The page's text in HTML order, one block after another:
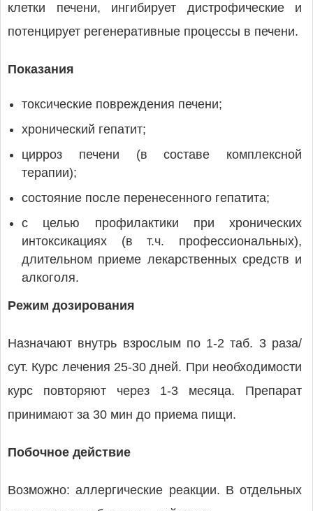
клетки печени, ингибирует дистрофические и
потенцирует регенеративные процессы в печени.
Показания
токсические повреждения печени;
хронический гепатит;
цирроз печени (в составе комплексной
терапии);
состояние после перенесенного гепатита;
с целью профилактики при хронических
интоксикациях (в т.ч. профессиональных),
длительном приеме лекарственных средств и
алкоголя.
Режим дозирования
Назначают внутрь взрослым по 1-2 таб. 3 раза/
сут. Курс лечения 25-30 дней. При необходимости
курс повторяют через 1-3 месяца. Препарат
принимают за 30 мин до приема пищи.
Побочное действие
Возможно: аллергические реакции. В отдельных